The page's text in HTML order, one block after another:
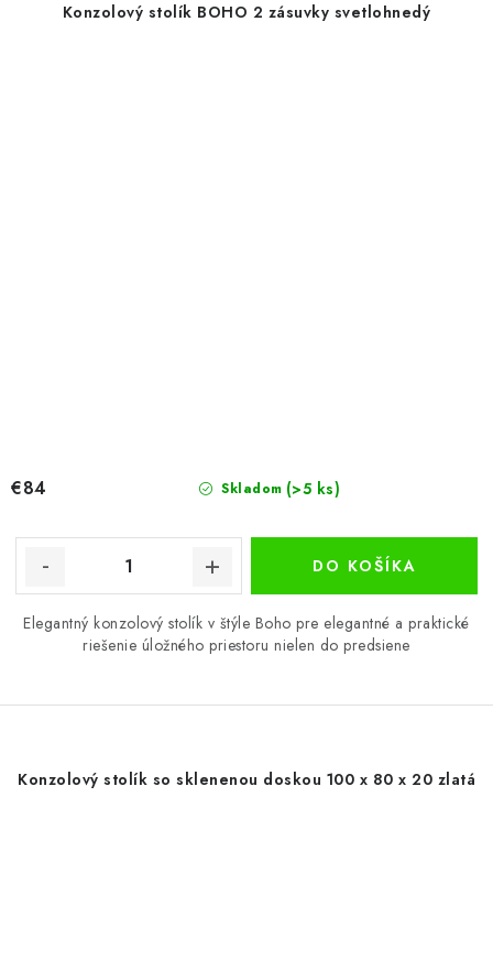
Konzolový stolík BOHO 2 zásuvky svetlohnedý
Skladom (>5 ks)
€84
DO KOŠÍKA
Elegantný konzolový stolík v štýle Boho pre elegantné a praktické
riešenie úložného priestoru nielen do predsiene
Konzolový stolík so sklenenou doskou 100 x 80 x 20 zlatá